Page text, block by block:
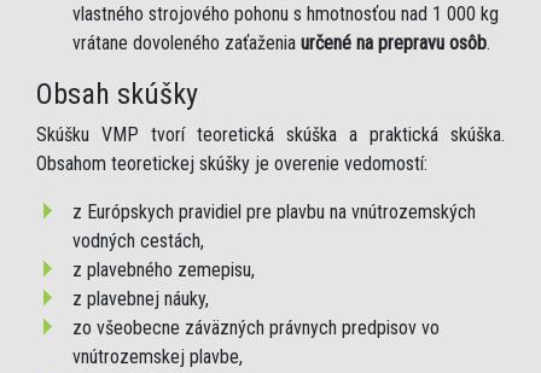
vlastného strojového pohonu s hmotnosťou nad 1 000 kg
vrátane dovoleného zaťaženia určené na prepravu osôb.
Obsah skúšky
Skúšku VMP tvorí teoretická skúška a praktická skúška.
Obsahom teoretickej skúšky je overenie vedomostí:
z Európskych pravidiel pre plavbu na vnútrozemských
vodných cestách,
z plavebného zemepisu,
z plavebnej náuky,
zo všeobecne záväzných právnych predpisov vo
vnútrozemskej plavbe,